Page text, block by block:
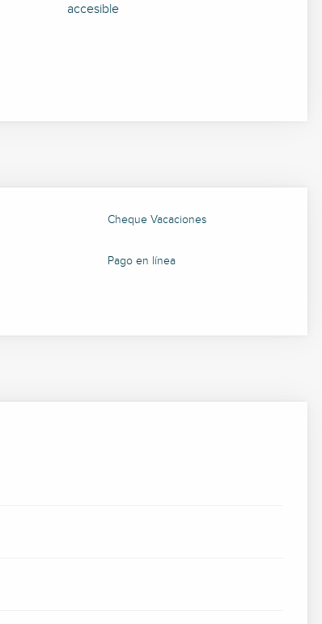
accesible
Cheque Vacaciones
Pago en línea